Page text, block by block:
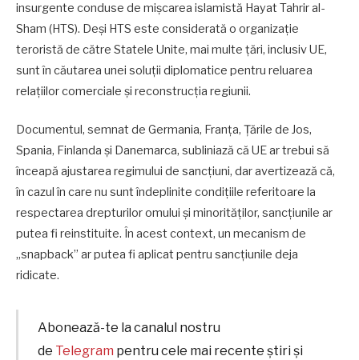
insurgente conduse de mişcarea islamistă Hayat Tahrir al-
Sham (HTS). Deşi HTS este considerată o organizaţie
teroristă de către Statele Unite, mai multe ţări, inclusiv UE,
sunt în căutarea unei soluţii diplomatice pentru reluarea
relaţiilor comerciale şi reconstrucţia regiunii.
Documentul, semnat de Germania, Franţa, Ţările de Jos,
Spania, Finlanda şi Danemarca, subliniază că UE ar trebui să
înceapă ajustarea regimului de sancţiuni, dar avertizează că,
în cazul în care nu sunt îndeplinite condiţiile referitoare la
respectarea drepturilor omului şi minorităţilor, sancţiunile ar
putea fi reinstituite. În acest context, un mecanism de
„snapback” ar putea fi aplicat pentru sancţiunile deja
ridicate.
Abonează-te la canalul nostru
de Telegram pentru cele mai recente știri și